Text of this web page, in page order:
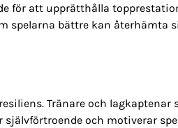
för att upprätthålla
spelarna bättre kan återhämta
Tränare och
och motiverar